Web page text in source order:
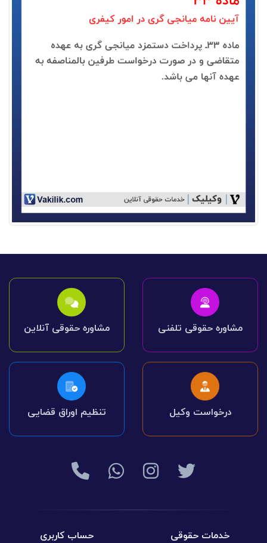
مشاوره حقوقی تلفنی مشاوره حقوقی آنلاین
درخواست وکیل تنظیم اوراق قضایی
خدمات حقوقی حساب کاربری